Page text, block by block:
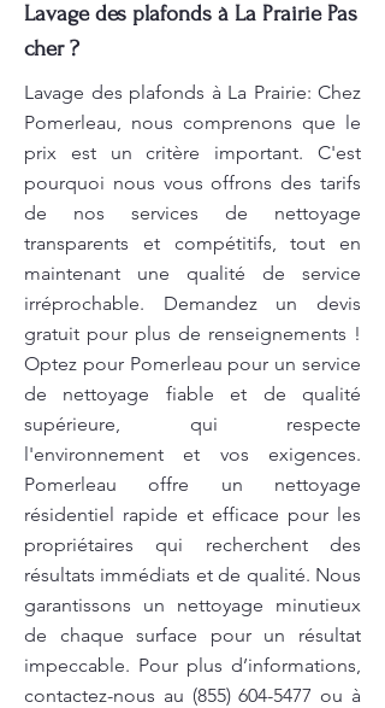
Lavage des plafonds à La Prairie Pas
cher ?
Lavage des plafonds à La Prairie: Chez
Pomerleau, nous comprenons que le
prix est un critère important. C'est
pourquoi nous vous offrons des tarifs
de nos services de nettoyage
transparents et compétitifs, tout en
maintenant une qualité de service
irréprochable. Demandez un devis
gratuit pour plus de renseignements !
Optez pour Pomerleau pour un service
de nettoyage fiable et de qualité
supérieure, qui respecte
l'environnement et vos exigences.
Pomerleau offre un nettoyage
résidentiel rapide et efficace pour les
propriétaires qui recherchent des
résultats immédiats et de qualité. Nous
garantissons un nettoyage minutieux
de chaque surface pour un résultat
impeccable. Pour plus d’informations,
contactez-nous au (855) 604-5477 ou à